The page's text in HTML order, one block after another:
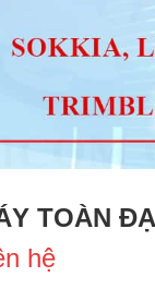
TOÀN
hệ